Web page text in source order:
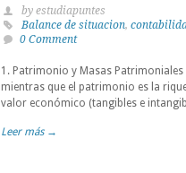
by estudiapuntes
Balance de situacion,
0 Comment
1. Patrimonio y Masas
mientras que el patrimonio es la
valor económico (tangibles e
Leer más →